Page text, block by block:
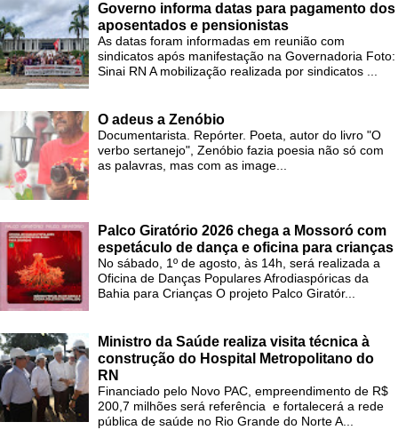
Governo informa datas para pagamento dos
aposentados e pensionistas
As datas foram informadas em reunião com
sindicatos após manifestação na Governadoria Foto:
Sinai RN A mobilização realizada por sindicatos ...
O adeus a Zenóbio
Documentarista. Repórter. Poeta, autor do livro "O
verbo sertanejo", Zenóbio fazia poesia não só com
as palavras, mas com as image...
Palco Giratório 2026 chega a Mossoró com
espetáculo de dança e oficina para crianças
No sábado, 1º de agosto, às 14h, será realizada a
Oficina de Danças Populares Afrodiaspóricas da
Bahia para Crianças O projeto Palco Giratór...
Ministro da Saúde realiza visita técnica à
construção do Hospital Metropolitano do
RN
Financiado pelo Novo PAC, empreendimento de R$
200,7 milhões será referência e fortalecerá a rede
pública de saúde no Rio Grande do Norte A...